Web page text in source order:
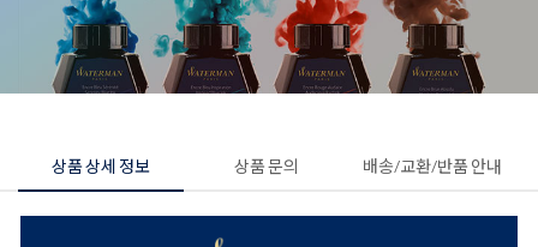
상품 상세 정보 상품 문의 배송/교환/반품 안내